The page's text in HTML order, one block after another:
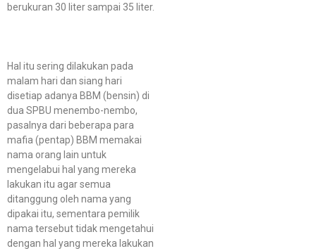
berukuran 30 liter sampai 35 liter.
Hal itu sering dilakukan pada
malam hari dan siang hari
disetiap adanya BBM (bensin) di
dua SPBU menembo-nembo,
pasalnya dari beberapa para
mafia (pentap) BBM memakai
nama orang lain untuk
mengelabui hal yang mereka
lakukan itu agar semua
ditanggung oleh nama yang
dipakai itu, sementara pemilik
nama tersebut tidak mengetahui
dengan hal yang mereka lakukan